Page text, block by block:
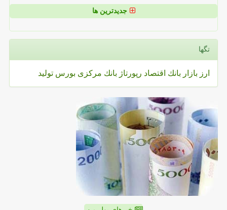
جدیدترین ها
تگها
ارز بازار بانك اقتصاد رپورتاژ بانك مركزی بورس تولید